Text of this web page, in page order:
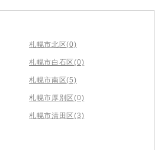
札幌市北区(0)
札幌市白石区(0)
札幌市南区(5)
札幌市厚別区(0)
札幌市清田区(3)